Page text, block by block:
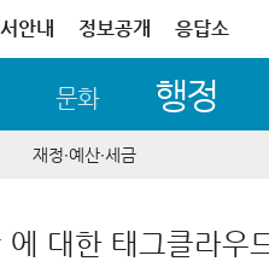
안내 정보공개 응답소
문화 행정
재정∙예산∙세금
에 대한 태그클라우